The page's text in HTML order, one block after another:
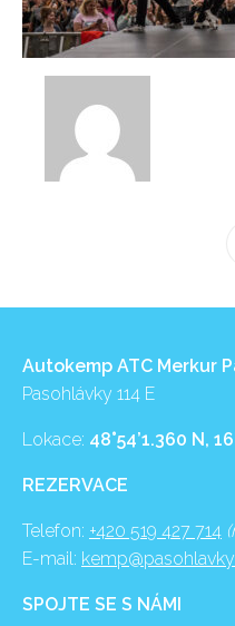
Autokemp ATC Merkur
Pasohlávky 114 E
Lokace: 48°54’1.360 N,
REZERVACE
Telefon: +420 519 427 714
E-mail:
SPOJTE SE S NÁMI